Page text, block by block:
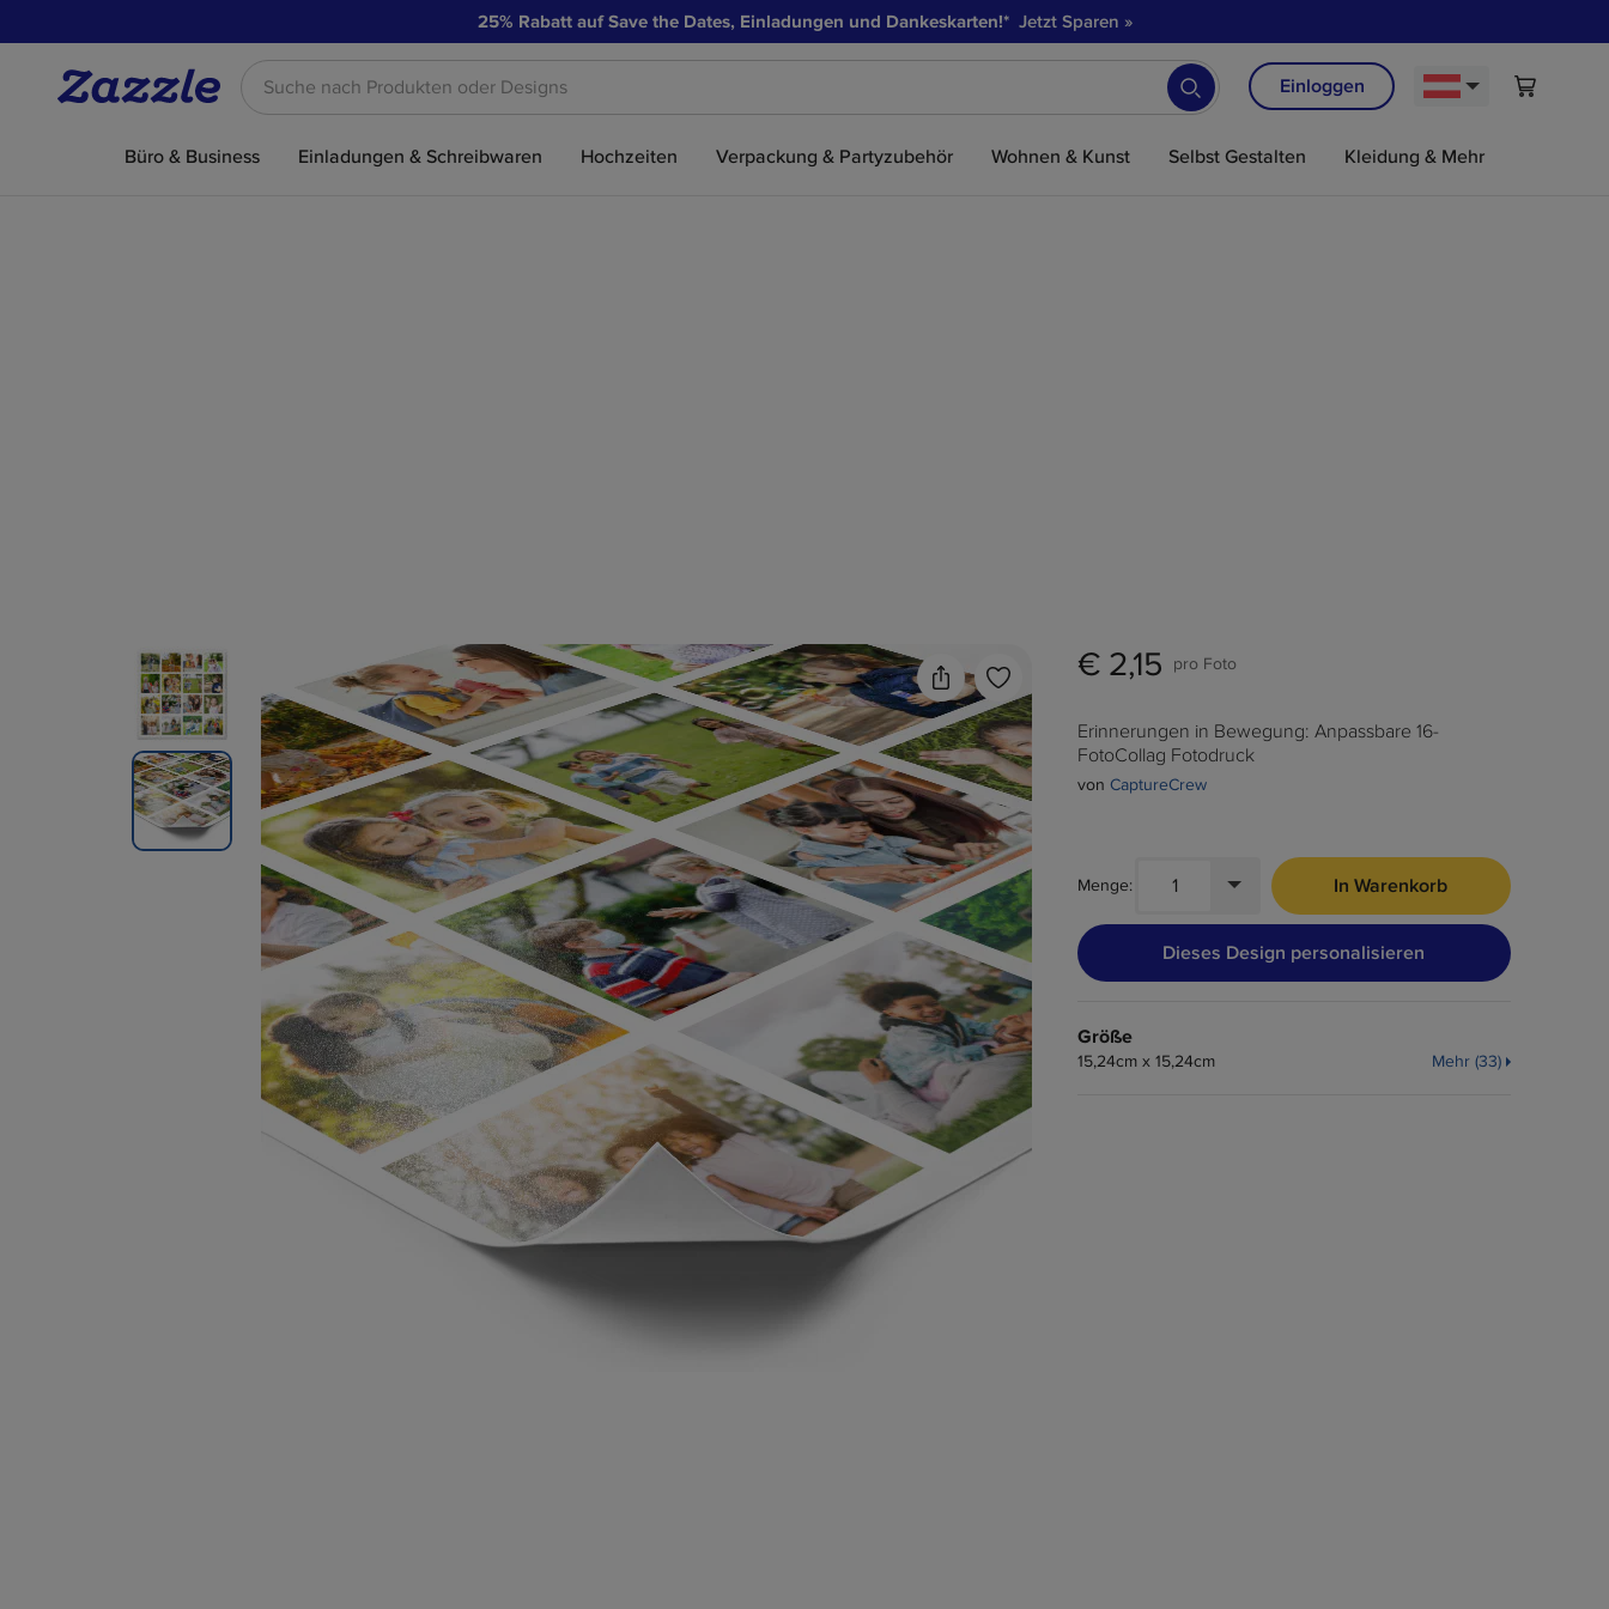
25% Rabatt auf Save the Dates, Einladungen und Dankeskarten!*Jetzt Sparen »
Suche nach Produkten oder Designs
Einloggen
Büro & Business Einladungen & Schreibwaren Hochzeiten Verpackung & Partyzubehör Wohnen & Kunst Selbst Gestalten Kleidung & Mehr
€ 2,15 pro Foto
Erinnerungen in Bewegung: Anpassbare 16-
FotoCollag Fotodruck
von CaptureCrew
Menge:
Erweitern, um Menge auszuwählen. Aktuelle
Foto In Warenkorb
Dieses Design personalisieren
Größe
15,24cm x 15,24cm Mehr (33)